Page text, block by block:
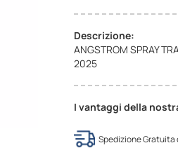
Descrizione:
ANGSTROM SPRAY
2025
I vantaggi della
Spedizione Gratuita